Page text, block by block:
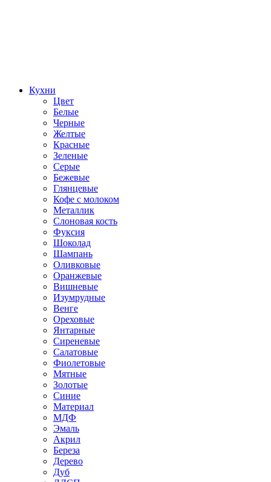
Кухни
Цвет
Белые
Черные
Желтые
Красные
Зеленые
Серые
Бежевые
Глянцевые
Кофе с молоком
Металлик
Слоновая кость
Фуксия
Шоколад
Шампань
Оливковые
Оранжевые
Вишневые
Изумрудные
Венге
Ореховые
Янтарные
Сиреневые
Салатовые
Фиолетовые
Мятные
Золотые
Синие
Материал
МДФ
Эмаль
Акрил
Береза
Дерево
Дуб